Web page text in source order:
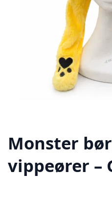
Monster
vippeører –